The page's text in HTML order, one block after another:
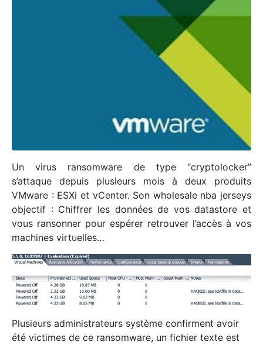
Un virus ransomware de type “cryptolocker”
s’attaque depuis plusieurs mois à deux produits
VMware : ESXi et vCenter. Son wholesale nba jerseys
objectif : Chiffrer les données de vos datastore et
vous ransonner pour espérer retrouver l’accès à vos
machines virtuelles…
Plusieurs administrateurs système confirment avoir
été victimes de ce ransomware, un fichier texte est